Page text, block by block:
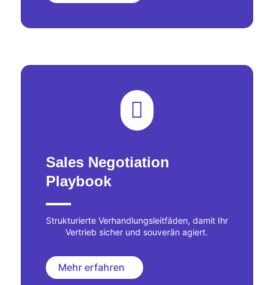

Sales Negotiation
Playbook
Strukturierte Verhandlungsleitfäden, damit Ihr
Vertrieb sicher und souverän agiert.
Mehr erfahren